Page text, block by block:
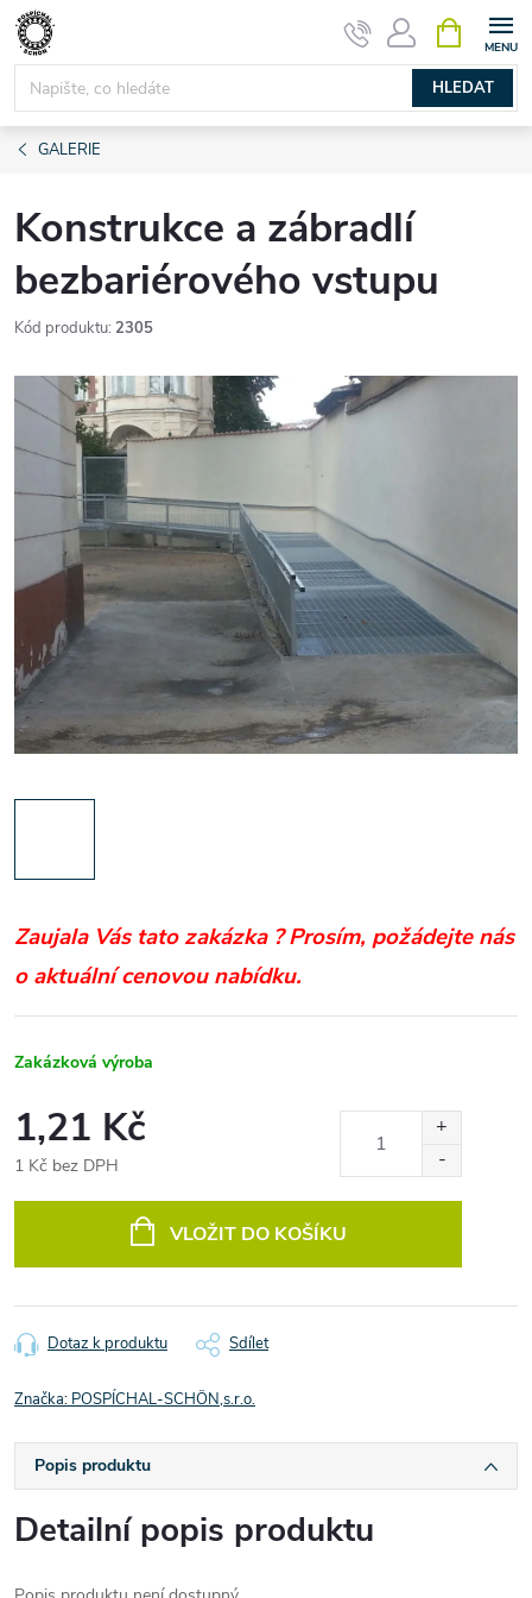
Přejít
obsah
HLEDAT
NÁKUPNÍ
KOŠÍK
GALERIE
Konstrukce a zábradlí
bezbariérového vstupu
Kód produktu: 2305
Zaujala Vás tato zakázka ?Prosím, požádejte nás
o aktuální cenovou nabídku.
Zakázková výroba
1,21 Kč
1 Kč bez DPH
VLOŽIT DO KOŠÍKU
Dotaz k produktu Sdílet
Značka: POSPÍCHAL-SCHÖN,s.r.o.
Popis produktu
Detailní popis produktu